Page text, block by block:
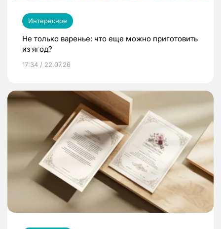
Интересное
Не только варенье: что еще можно приготовить
из ягод?
17:34 / 22.07.26